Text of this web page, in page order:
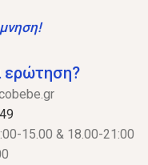
ερώτηση?
15.00 & 18.00-21:00